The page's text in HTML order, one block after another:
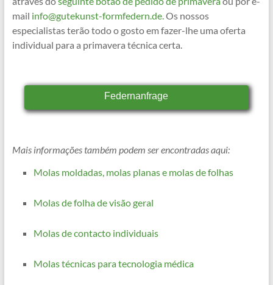
mail info@gutekunst-formfedern.de.Os nossos
especialistas terão todo o gosto em fazer-lhe uma oferta
individual para a primavera técnica certa.
Federnanfrage
Mais informações também podem ser encontradas aqui:
Molas moldadas, molas planas e molas de folhas
Molas de folha de visão geral
Molas de contacto individuais
Molas técnicas para tecnologia médica